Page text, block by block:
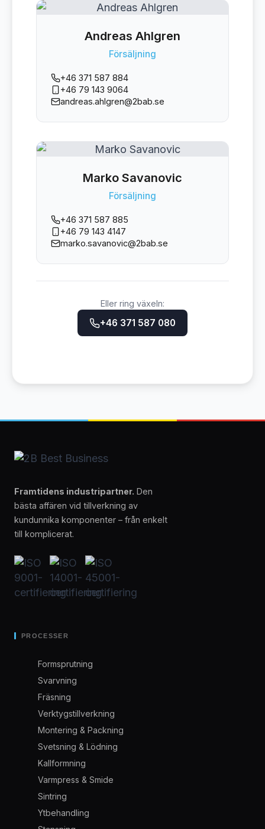
Andreas Ahlgren
Försäljning
+46 371 587 884
+46 79 143 9064
andreas.ahlgren@2bab.se
Marko Savanovic
Försäljning
+46 371 587 885
+46 79 143 4147
marko.savanovic@2bab.se
Eller ring växeln:
+46 371 587 080
Framtidens industripartner. Den
bästa affären vid tillverkning av
kundunnika komponenter – från enkelt
till komplicerat.
PROCESSER
Formsprutning
Svarvning
Fräsning
Verktygstillverkning
Montering & Packning
Svetsning & Lödning
Kallformning
Varmpress & Smide
Sintring
Ytbehandling